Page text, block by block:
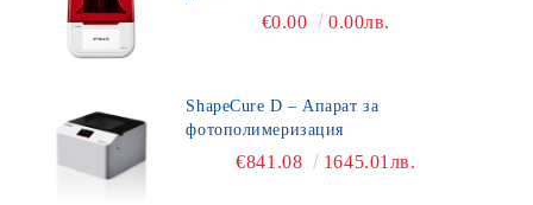
приложения€0.00 0.00лв.
ShapeCure D – Апарат за
фотополимеризация
€841.08 1645.01лв.